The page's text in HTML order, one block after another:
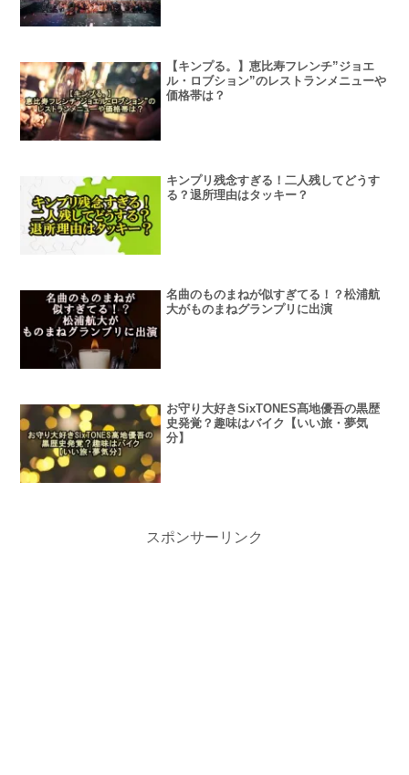
【キンプる。】恵比寿フレンチ”ジョエ
ル・ロブション”のレストランメニューや
価格帯は？
キンプリ残念すぎる！二人残してどうす
る？退所理由はタッキー？
名曲のものまねが似すぎてる！？松浦航
大がものまねグランプリに出演
お守り大好きSixTONES髙地優吾の黒歴
史発覚？趣味はバイク【いい旅・夢気
分】
スポンサーリンク